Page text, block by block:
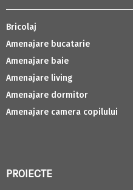
Bricolaj
Amenajare bucatarie
Amenajare baie
Amenajare living
Amenajare dormitor
Amenajare camera copilului
PROIECTE